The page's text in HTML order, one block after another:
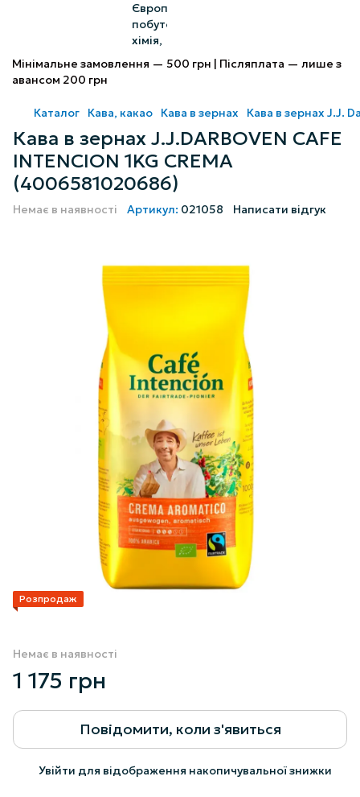
Мінімальне замовлення — 500 грн | Післяплата — лише з
авансом 200 грн
Каталог Кава, какао Кава в зернах Кава в зернах J.J.
Кава в зернах J.J.DARBOVEN CAFE
INTENCION 1KG CREMA
(4006581020686)
Немає в наявності Артикул: 021058 Написати відгук
Розпродаж
Немає в наявності
1 175 грн
Повідомити, коли з'явиться
Увійти для відображення накопичувальної знижки